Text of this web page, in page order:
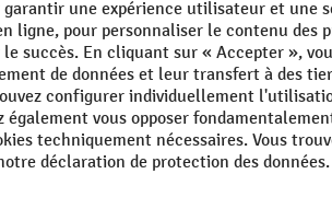
Crochet de sécurité à émerillon
15 Variantes
Bauer® bras de levage modèle 1,